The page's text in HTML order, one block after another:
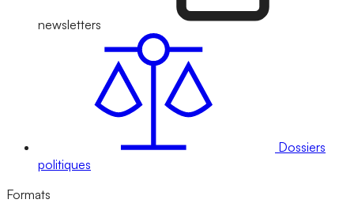
newsletters
Dossiers
politiques
Formats